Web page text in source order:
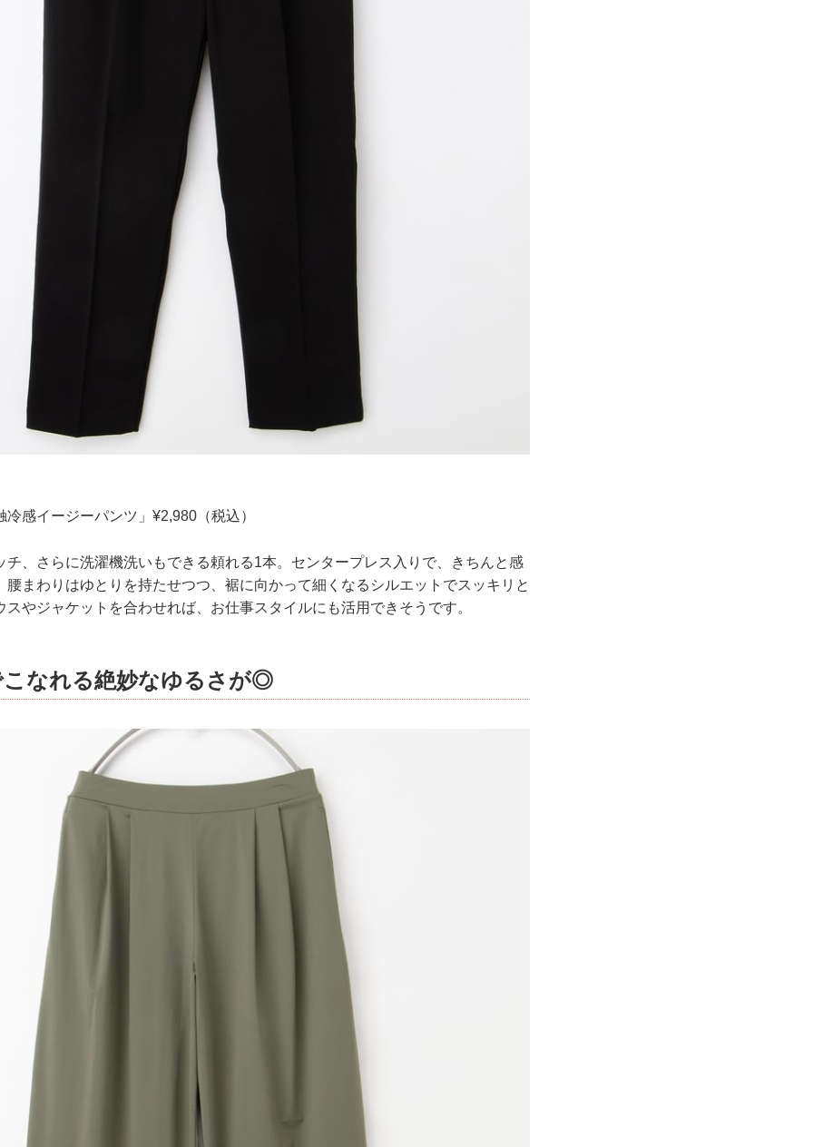
感イージーパンツ」¥2,980（税込）
チ、さらに洗濯機洗いもできる頼れる1本。センタープレス入りで、きちんと感
腰まわりはゆとりを持たせつつ、裾に向かって細くなるシルエットでスッキリと
スやジャケットを合わせれば、お仕事スタイルにも活用できそうです。
なれる絶妙なゆるさが◎